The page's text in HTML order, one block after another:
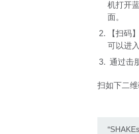
机打开
面。
【扫码
可以进
通过击
扫如下二